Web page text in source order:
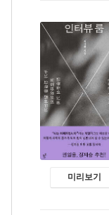
미리보기